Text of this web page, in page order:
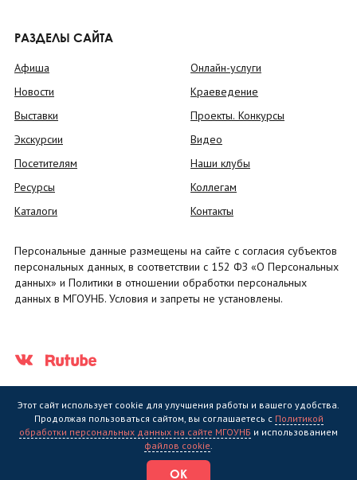
РАЗДЕЛЫ САЙТА
Афиша
Новости
Выставки
Экскурсии
Посетителям
Ресурсы
Каталоги
Онлайн-услуги
Краеведение
Проекты. Конкурсы
Видео
Наши клубы
Коллегам
Контакты
Персональные данные размещены на сайте с согласия субъектов
персональных данных, в соответствии с 152 ФЗ «О Персональных
данных» и Политики в отношении обработки персональных
данных в МГОУНБ. Условия и запреты не установлены.
Государственное областное бюджетное учреждение культуры
библиотека" (МГОУНБ) © 2006 - 2026
Этот сайт использует cookie для улучшения работы и вашего удобства.
Продолжая пользоваться сайтом, вы соглашаетесь с Политикой
обработки персональных данных на сайте МГОУНБ и использованием
файлов cookie.
ОК